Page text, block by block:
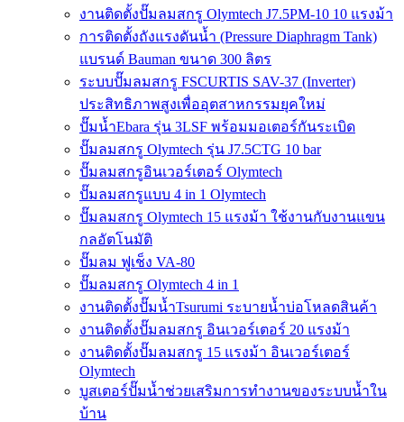
งานติดตั้งปั๊มลมสกรู Olymtech J7.5PM-10 10 แรงม้า
การติดตั้งถังแรงดันน้ำ (Pressure Diaphragm Tank)
แบรนด์ Bauman ขนาด 300 ลิตร
ระบบปั๊มลมสกรู FSCURTIS SAV-37 (Inverter)
ประสิทธิภาพสูงเพื่ออุตสาหกรรมยุคใหม่
ปั๊มน้ำEbara รุ่น 3LSF พร้อมมอเตอร์กันระเบิด
ปั๊มลมสกรู Olymtech รุ่น J7.5CTG 10 bar
ปั๊มลมสกรูอินเวอร์เตอร์ Olymtech
ปั๊มลมสกรูแบบ 4 in 1 Olymtech
ปั๊มลมสกรู Olymtech 15 แรงม้า ใช้งานกับงานแขน
กลอัตโนมัติ
ปั๊มลม ฟูเช็ง VA-80
ปั๊มลมสกรู Olymtech 4 in 1
งานติดตั้งปั๊มน้ำTsurumi ระบายน้ำบ่อโหลดสินค้า
งานติดตั้งปั๊มลมสกรู อินเวอร์เตอร์ 20 แรงม้า
งานติดตั้งปั๊มลมสกรู 15 แรงม้า อินเวอร์เตอร์
Olymtech
บูสเตอร์ปั๊มน้ำช่วยเสริมการทำงานของระบบน้ำใน
บ้าน